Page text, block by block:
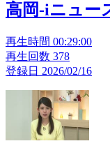
高岡-iニュー
再生時間 00:29:00
再生回数 378
登録日 2026/02/16